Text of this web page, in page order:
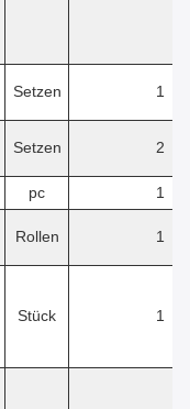
Setzen 1
Setzen 2
pc 1
Rollen 1
Stück 1